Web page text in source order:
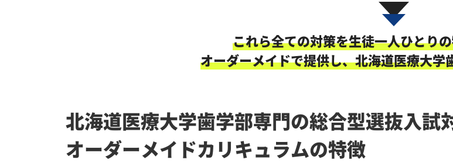
これら全ての対策を生徒一人ひとり
オーダーメイドで提供し、北海道医療大学
北海道医療大学歯学部専門の総合型選抜入試
オーダーメイドカリキュラムの特徴